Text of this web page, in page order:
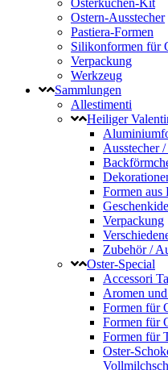
Osterkuchen-Kit
Ostern-Ausstecher
Pastiera-Formen
Silikonformen für
Verpackung
Werkzeug
Sammlungen
Allestimenti
Heiliger
Ausstecher
Formen aus
Verpackung
Zubehör /
Oster-Special
Accessori
Aromen
Formen für
Formen für
Formen für
Oster-